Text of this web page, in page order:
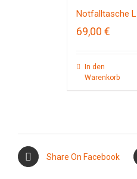
Notfalltasche L
69,00 €
In den
Warenkorb
Share On Facebook